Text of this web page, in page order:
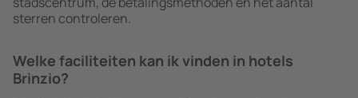
sterren controleren.
Welke faciliteiten kan ik vinden in hotels
Brinzio?